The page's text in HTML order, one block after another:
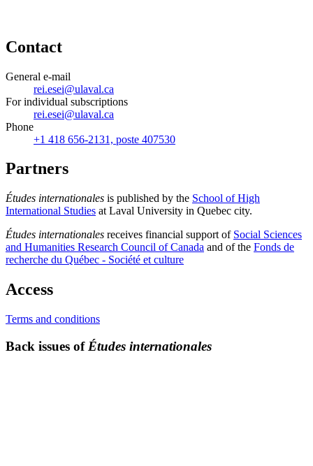
Contact
General e-mail
rei.esei@ulaval.ca
For individual subscriptions
rei.esei@ulaval.ca
Phone
+1 418 656-2131, poste 407530
Partners
Études internationales is published by the School of High
International Studies at Laval University in Quebec city.
Études internationales receives financial support of Social Sciences
and Humanities Research Council of Canada and of the Fonds de
recherche du Québec - Société et culture
Access
Terms and conditions
Back issues of Études internationales